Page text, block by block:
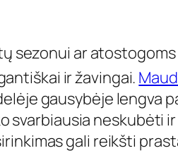
sezonui ar
ir žavingai.
gausybėje lengva
svarbiausia neskubėti
gali reikšti